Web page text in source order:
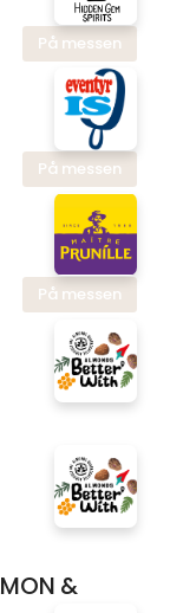
På messen
På messen
På messen
&